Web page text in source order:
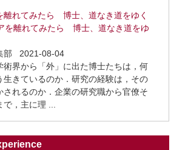
離れてみたら 博士、道なき道をゆく
部 2021-08-04
術界から「外」に出た博士たちは，何
生きているのか．研究の経験は，その
されるのか．企業の研究職から官僚そ
，主に理 ...